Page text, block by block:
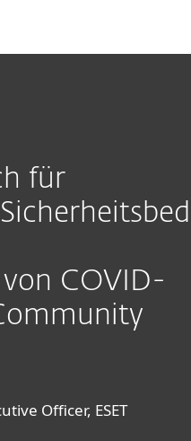
für
COVID-
Officer, ESET